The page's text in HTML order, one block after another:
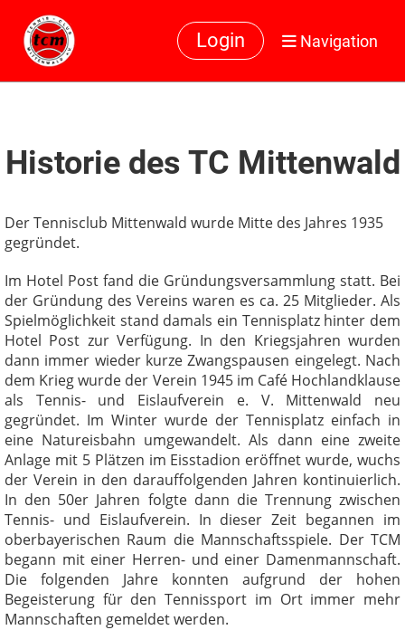
Login Navigation
Historie des TC Mittenwald
Der Tennisclub Mittenwald wurde Mitte des Jahres 1935
gegründet.
Im Hotel Post fand die Gründungsversammlung statt. Bei
der Gründung des Vereins waren es ca. 25 Mitglieder. Als
Spielmöglichkeit stand damals ein Tennisplatz hinter dem
Hotel Post zur Verfügung. In den Kriegsjahren wurden
dann immer wieder kurze Zwangspausen eingelegt. Nach
dem Krieg wurde der Verein 1945 im Café Hochlandklause
als Tennis- und Eislaufverein e. V. Mittenwald neu
gegründet. Im Winter wurde der Tennisplatz einfach in
eine Natureisbahn umgewandelt. Als dann eine zweite
Anlage mit 5 Plätzen im Eisstadion eröffnet wurde, wuchs
der Verein in den darauffolgenden Jahren kontinuierlich.
In den 50er Jahren folgte dann die Trennung zwischen
Tennis- und Eislaufverein. In dieser Zeit begannen im
oberbayerischen Raum die Mannschaftsspiele. Der TCM
begann mit einer Herren- und einer Damenmannschaft.
Die folgenden Jahre konnten aufgrund der hohen
Begeisterung für den Tennissport im Ort immer mehr
Mannschaften gemeldet werden.